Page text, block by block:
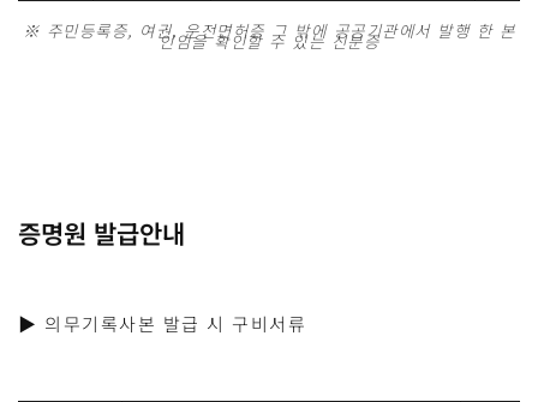
※ 주민등록증, 여권, 운전면허증 그 밖에 공공기관에서 발행 한 본
인임을 확인할 수 있는 신분증
증명원 발급안내
▶ 의무기록사본 발급 시 구비서류